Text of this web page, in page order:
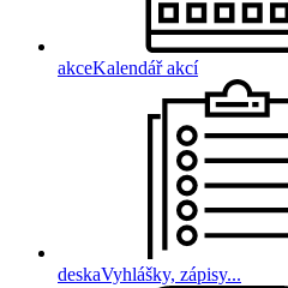
akceKalendář akcí
deskaVyhlášky, zápisy...